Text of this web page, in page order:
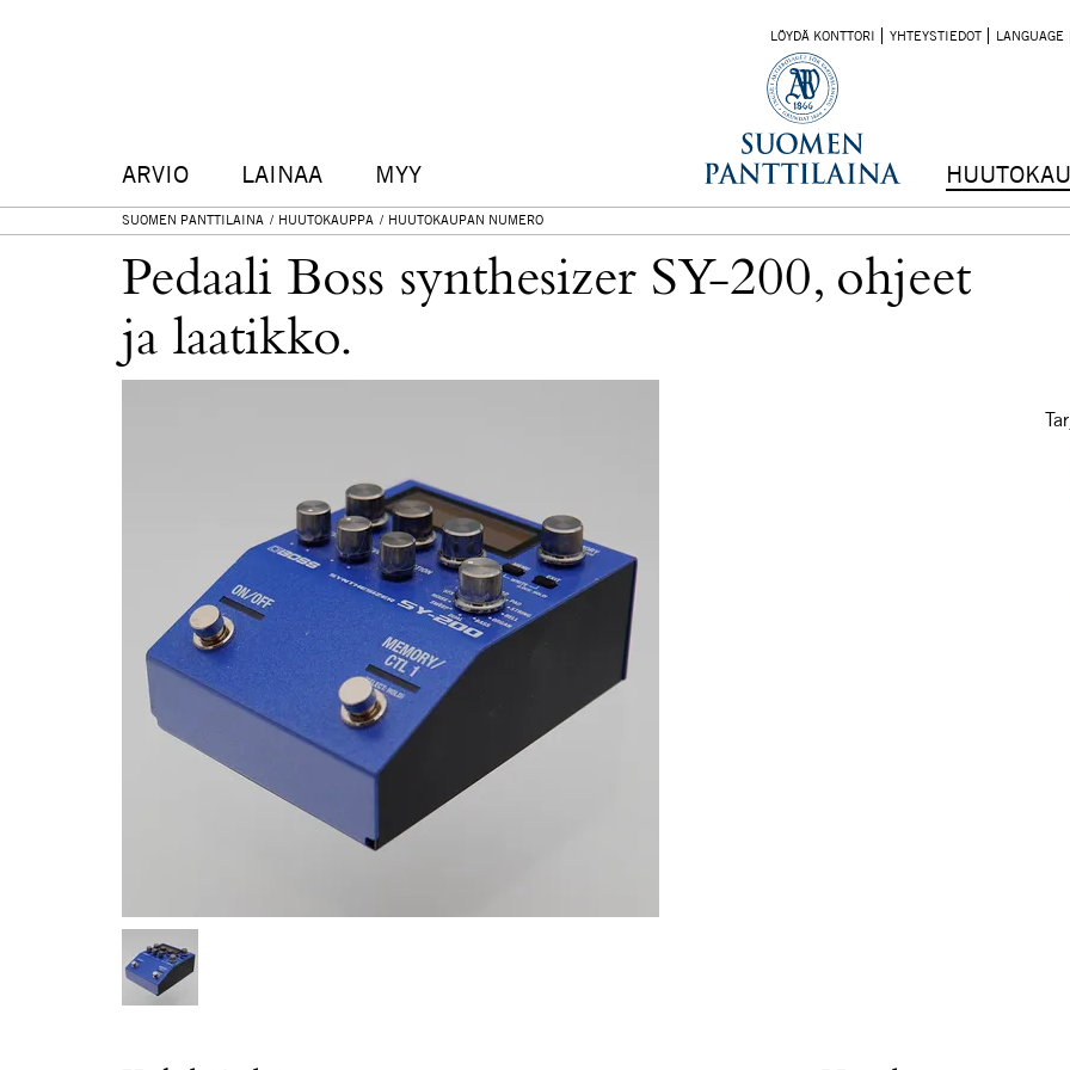
LÖYDÄ KONTTORI YHTEYSTIEDOT LANGUAGE
ARVIO LAINAA MYY
SUOMEN PANTTILAINA HUUTOKAUPPA HUUTOKAUPAN NUMERO
Pedaali Boss synthesizer SY-200, ohjeet
ja laatikko.